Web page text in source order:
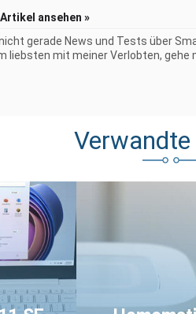
ansehen »
gerade News und Tests über
liebsten mit meiner Verlobten,